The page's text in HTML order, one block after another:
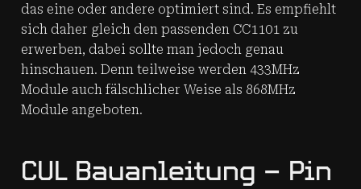
das eine oder andere optimiert sind. Es empfiehlt
sich daher gleich den passenden CC1101 zu
erwerben, dabei sollte man jedoch genau
hinschauen. Denn teilweise werden 433MHz
Module auch fälschlicher Weise als 868MHz
Module angeboten.
CUL Bauanleitung – Pin